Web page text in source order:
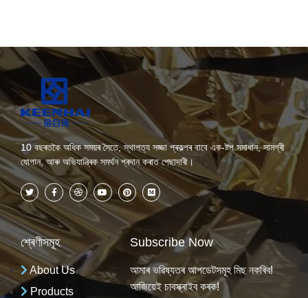
10 বছৰতকৈ অধিক সময়ৰ সৈতে, স্থাপত্য সজ্জা প্ৰকল্পৰ বাবে এক-ষ্টপ সমাধান, সামগ্ৰী
যোগান, আৰু অভিযান্ত্ৰিক সমৰ্থন প্ৰদান কৰাত পেছাদাৰী।
শ্ৰেণীসমূহ
About Us
Products
Subscribe Now
আমাৰ ভৱিষ্যতৰ আপডেটসমূহ মিছ নকৰিব!
আজিয়েই চাবস্ক্ৰাইব কৰক!